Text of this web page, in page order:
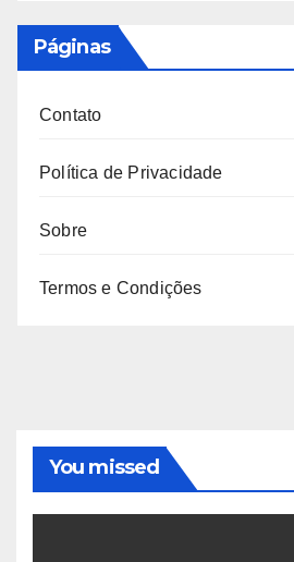
Páginas
Contato
Política de Privacidade
Sobre
Termos e Condições
You missed